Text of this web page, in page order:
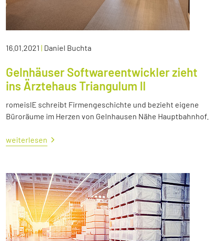
16.01.2021 | Daniel Buchta
Gelnhäuser Softwareentwickler zieht
ins Ärztehaus Triangulum II
romeisIE schreibt Firmengeschichte und bezieht eigene
Büroräume im Herzen von Gelnhausen Nähe Hauptbahnhof.
weiterlesen